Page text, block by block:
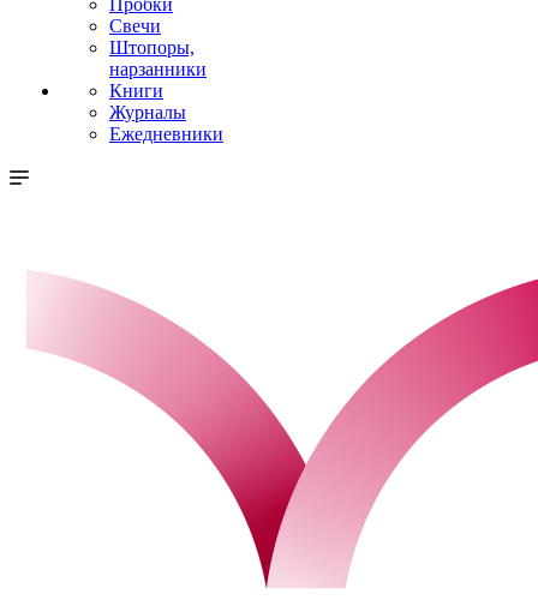
Пробки
Свечи
Штопоры,
нарзанники
Книги
Журналы
Ежедневники